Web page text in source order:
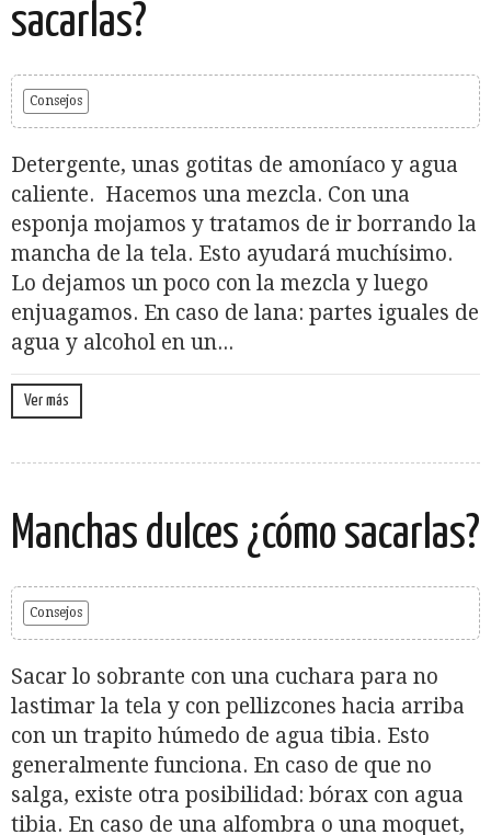
sacarlas?
Consejos
Detergente, unas gotitas de amoníaco y agua
caliente. Hacemos una mezcla. Con una
esponja mojamos y tratamos de ir borrando la
mancha de la tela. Esto ayudará muchísimo.
Lo dejamos un poco con la mezcla y luego
enjuagamos. En caso de lana: partes iguales de
agua y alcohol en un...
Ver más
Manchas dulces ¿cómo sacarlas?
Consejos
Sacar lo sobrante con una cuchara para no
lastimar la tela y con pellizcones hacia arriba
con un trapito húmedo de agua tibia. Esto
generalmente funciona. En caso de que no
salga, existe otra posibilidad: bórax con agua
tibia. En caso de una alfombra o una moquet,